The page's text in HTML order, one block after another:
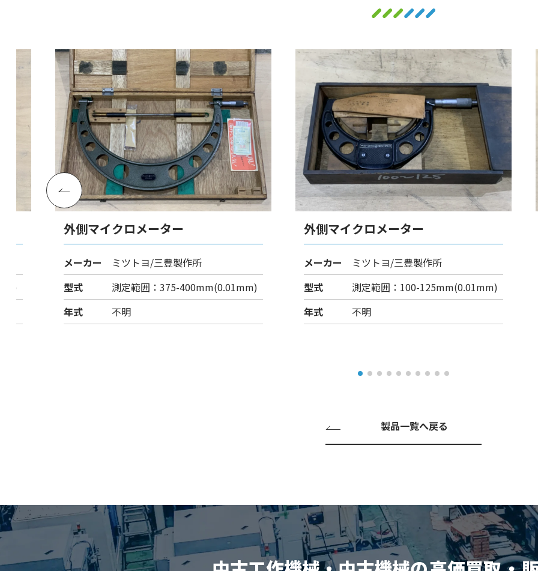
外側マイクロメーター
メーカー
ミツトヨ/三豊製作所
型式
測定範囲：375-400mm(0.01mm)
年式
不明
外側マイクロメーター
メーカー
ミツトヨ/三豊製作所
型式
測定範囲：100-125mm(0.01mm)
年式
不明
製品一覧へ戻る